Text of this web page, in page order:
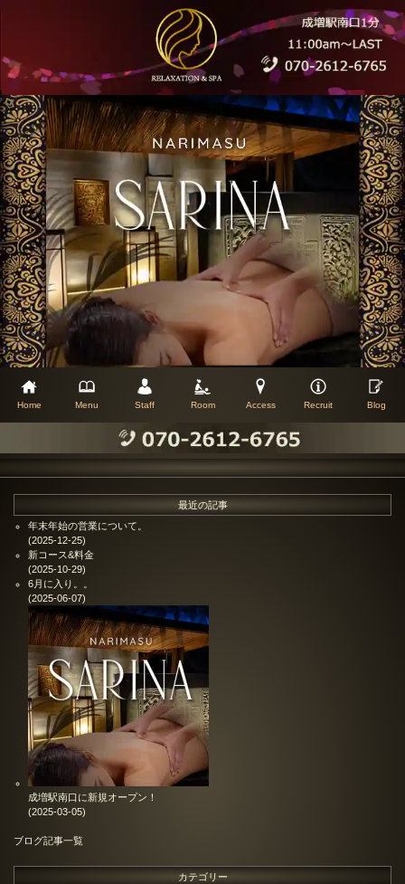
Home Menu Staff Room Access Recruit Blog
最近の記事
年末年始の営業について。
(2025-12-25)
新コース&料金
(2025-10-29)
6月に入り。。
(2025-06-07)
成増駅南口に新規オープン！
(2025-03-05)
ブログ記事一覧
カテゴリー